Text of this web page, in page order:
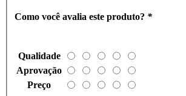
Como você avalia este produto? *
Qualidade
Aprovação
Preço